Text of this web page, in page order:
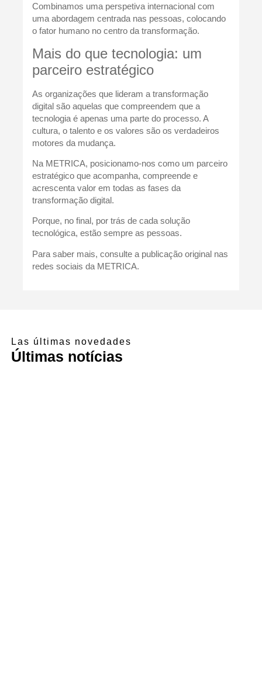
Combinamos uma perspetiva internacional com
uma abordagem centrada nas pessoas, colocando
o fator humano no centro da transformação.
Mais do que tecnologia: um
parceiro estratégico
As organizações que lideram a transformação
digital são aquelas que compreendem que a
tecnologia é apenas uma parte do processo. A
cultura, o talento e os valores são os verdadeiros
motores da mudança.
Na METRICA, posicionamo-nos como um parceiro
estratégico que acompanha, compreende e
acrescenta valor em todas as fases da
transformação digital.
Porque, no final, por trás de cada solução
tecnológica, estão sempre as pessoas.
Para saber mais, consulte a publicação original nas
redes sociais da METRICA.
Las últimas novedades
Últimas notícias